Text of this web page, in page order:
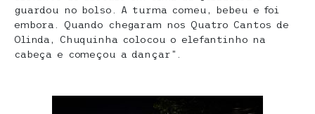
guardou no bolso. A turma comeu, bebeu e foi
embora. Quando chegaram nos Quatro Cantos de
Olinda, Chuquinha colocou o elefantinho na
cabeça e começou a dançar”.